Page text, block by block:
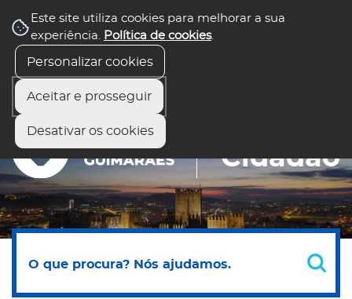
Este site utiliza cookies para melhorar a sua
experiência. Política de cookies.
Personalizar cookies
Aceitar e prosseguir
Desativar os cookies
Balcão Virtual
Todos os serviços Fale com o presidente
Cidadão